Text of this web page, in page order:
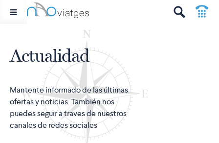
Actualidad
Mantente informado de las últimas
ofertas y noticias. También nos
puedes seguir a traves de nuestros
canales de redes sociales
t
p